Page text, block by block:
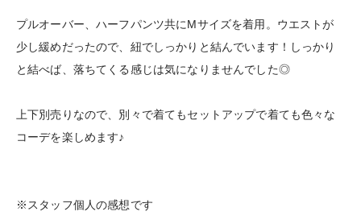
プルオーバー、ハーフパンツ共にMサイズを着用。ウエストが
少し緩めだったので、紐でしっかりと結んでいます！しっかり
と結べば、落ちてくる感じは気になりませんでした◎
上下別売りなので、別々で着てもセットアップで着ても色々な
コーデを楽しめます♪
※スタッフ個人の感想です